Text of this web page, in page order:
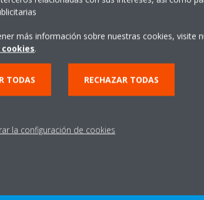
más información sobre nuestras cookies, visite
.
TODAS RECHAZAR TODAS
la configuración de cookies